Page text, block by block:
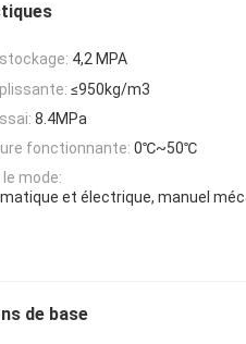
4,2 MPA
≤950kg/m3
8.4MPa
fonctionnante: 0℃~50℃
mode:
et électrique, manuel
de base